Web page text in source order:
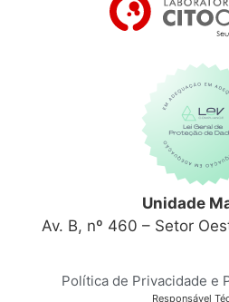
Unidade
Av. B, nº 460 – Setor
Política de Privacidade e
Responsável